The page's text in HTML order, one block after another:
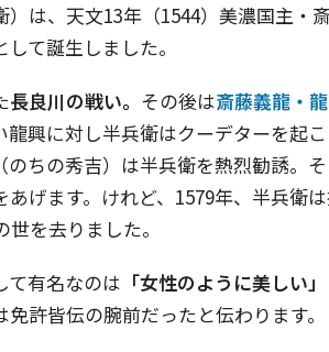
）は、天文13年（1544）美濃国主・
して誕生しました。
長良川の戦い。 その後は斎藤義龍・
龍興に対し半兵衛はクーデターを起
（のちの秀吉）は半兵衛を熱烈勧誘。
あげます。けれど、1579年、半兵衛
を去りました。
て有名なのは 「女性のように美しい
許皆伝の腕前だったと伝わります。